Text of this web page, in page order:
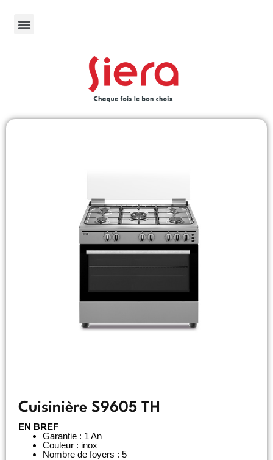
Cuisinière S9605 TH
EN BREF
Garantie : 1 An
Couleur : inox
Nombre de foyers : 5